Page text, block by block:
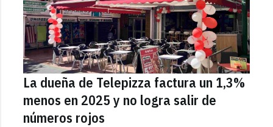
La dueña de Telepizza factura un 1,3%
menos en 2025 y no logra salir de
números rojos